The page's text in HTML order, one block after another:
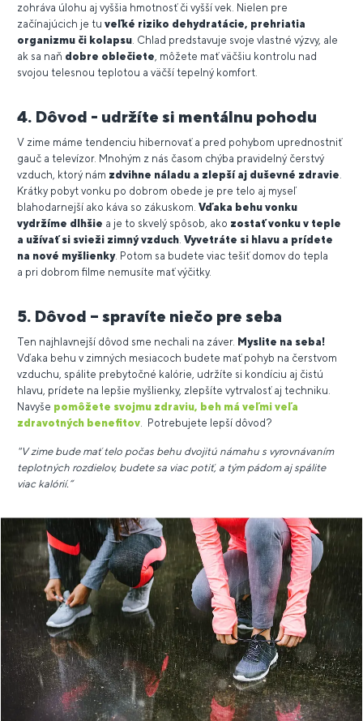
zohráva úlohu aj vyššia hmotnosť či vyšší vek. Nielen pre
začínajúcich je tu veľké riziko dehydratácie, prehriatia
organizmu či kolapsu . Chlad predstavuje svoje vlastné výzvy, ale
ak sa naň dobre oblečiete , môžete mať väčšiu kontrolu nad
svojou telesnou teplotou a väčší tepelný komfort.
4. Dôvod - udržíte si mentálnu pohodu
V zime máme tendenciu hibernovať a pred pohybom uprednostniť
gauč a televízor. Mnohým z nás časom chýba pravidelný čerstvý
vzduch, ktorý nám zdvihne náladu a zlepší aj duševné zdravie
Krátky pobyt vonku po dobrom obede je pre telo aj myseľ
blahodarnejší ako káva so zákuskom. Vďaka behu vonku
vydržíme dlhšie a je to skvelý spôsob, ako zostať vonku v teple
a užívať si svieži zimný vzduch Vyvetráte si hlavu a prídete
na nové myšlienky. Potom sa budete viac tešiť domov do tepla
a pri dobrom filme nemusíte mať výčitky.
5. Dôvod – spravíte niečo pre seba
Ten najhlavnejší dôvod sme nechali na záver. Myslite na seba!
Vďaka behu v zimných mesiacoch budete mať pohyb na čerstvom
vzduchu, spálite prebytočné kalórie, udržíte si kondíciu aj čistú
hlavu, prídete na lepšie myšlienky, zlepšíte vytrvalosť aj techniku.
Navyše pomôžete svojmu zdraviu, beh má veľmi veľa
zdravotných benefitov . Potrebujete lepší dôvod?
"V zime bude mať telo počas behu dvojitú námahu s vyrovnávaním
teplotných rozdielov, budete sa viac potiť, a tým pádom aj spálite
viac kalórií.“